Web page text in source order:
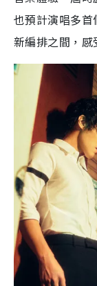
也預計演唱多
新編排之間，感